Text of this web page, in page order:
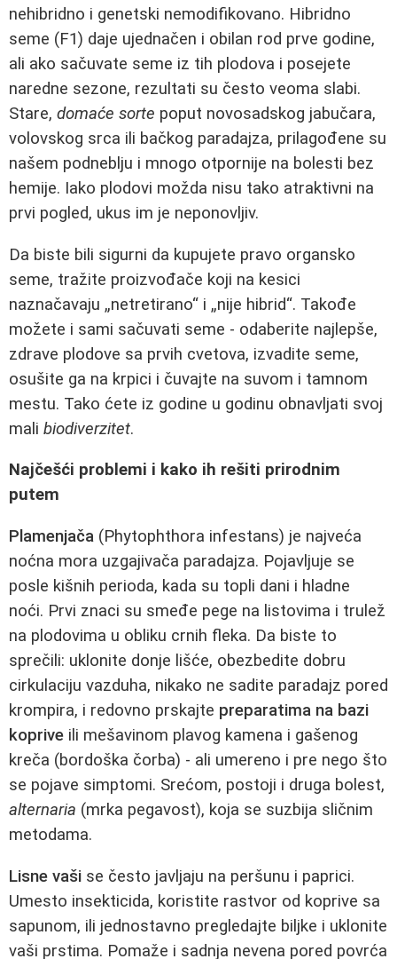
nehibridno i genetski nemodifikovano. Hibridno
seme (F1) daje ujednačen i obilan rod prve godine,
ali ako sačuvate seme iz tih plodova i posejete
naredne sezone, rezultati su često veoma slabi.
Stare, domaće sorte poput novosadskog jabučara,
volovskog srca ili bačkog paradajza, prilagođene su
našem podneblju i mnogo otpornije na bolesti bez
hemije. Iako plodovi možda nisu tako atraktivni na
prvi pogled, ukus im je neponovljiv.
Da biste bili sigurni da kupujete pravo organsko
seme, tražite proizvođače koji na kesici
naznačavaju „netretirano“ i „nije hibrid“. Takođe
možete i sami sačuvati seme - odaberite najlepše,
zdrave plodove sa prvih cvetova, izvadite seme,
osušite ga na krpici i čuvajte na suvom i tamnom
mestu. Tako ćete iz godine u godinu obnavljati svoj
mali biodiverzitet.
Najčešći problemi i kako ih rešiti prirodnim
putem
Plamenjača (Phytophthora infestans) je najveća
noćna mora uzgajivača paradajza. Pojavljuje se
posle kišnih perioda, kada su topli dani i hladne
noći. Prvi znaci su smeđe pege na listovima i trulež
na plodovima u obliku crnih fleka. Da biste to
sprečili: uklonite donje lišće, obezbedite dobru
cirkulaciju vazduha, nikako ne sadite paradajz pored
krompira, i redovno prskajte preparatima na bazi
koprive ili mešavinom plavog kamena i gašenog
kreča (bordoška čorba) - ali umereno i pre nego što
se pojave simptomi. Srećom, postoji i druga bolest,
alternaria (mrka pegavost), koja se suzbija sličnim
metodama.
Lisne vaši se često javljaju na peršunu i paprici.
Umesto insekticida, koristite rastvor od koprive sa
sapunom, ili jednostavno pregledajte biljke i uklonite
vaši prstima. Pomaže i sadnja nevena pored povrća